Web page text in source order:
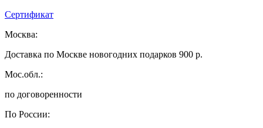
Сертификат
Москва:
Доставка по Москве новогодних подарков 900 р.
Мос.обл.:
по договоренности
По России: